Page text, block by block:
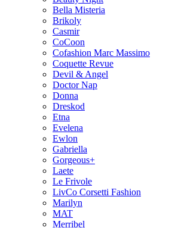
Bella Misteria
Brikoly
Casmir
CoCoon
Cofashion Marc Massimo
Coquette Revue
Devil & Angel
Doctor Nap
Donna
Dreskod
Etna
Evelena
Ewlon
Gabriella
Gorgeous+
Laete
Le Frivole
LivCo Corsetti Fashion
Marilyn
MAT
Merribel